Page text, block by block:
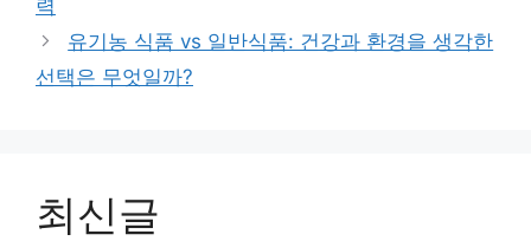
력
유기농 식품 vs 일반식품: 건강과 환경을 생각한
선택은 무엇일까?
최신글